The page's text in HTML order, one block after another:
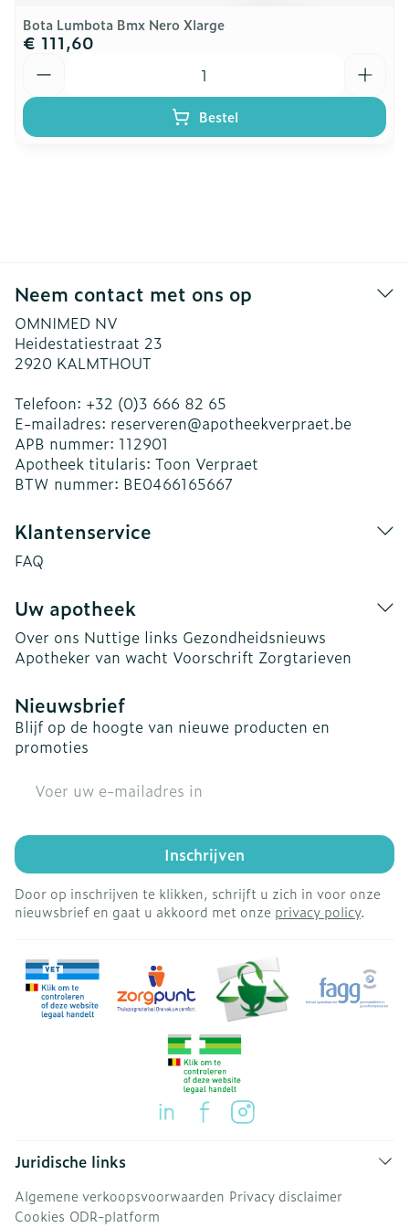
Bota Lumbota Bmx Nero Xlarge
€ 111,60
Bestel
Neem contact met ons op
OMNIMED NV
Heidestatiestraat 23
2920 KALMTHOUT
Telefoon: +32 (0)3 666 82 65
E-mailadres: reserveren@apotheekverpraet.be
APB nummer: 112901
Apotheek titularis: Toon Verpraet
BTW nummer: BE0466165667
Klantenservice
FAQ
Uw apotheek
Over ons Nuttige links Gezondheidsnieuws
Apotheker van wacht Voorschrift Zorgtarieven
Nieuwsbrief
Blijf op de hoogte van nieuwe producten en
promoties
Inschrijven
Door op inschrijven te klikken, schrijft u zich in voor onze
nieuwsbrief en gaat u akkoord met onze privacy policy.
Juridische links
Algemene verkoopsvoorwaarden Privacy disclaimer
Cookies ODR-platform